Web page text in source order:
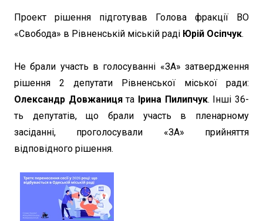
Проект рішення підготував Голова фракції ВО
«Свобода» в Рівненській міській раді Юрій Осіпчук.
Не брали участь в голосуванні «ЗА» затвердження
рішення 2 депутати Рівненської міської ради:
Олександр Довжаницята Ірина Пилипчук. Інші 36-
ть депутатів, що брали участь в пленарному
засіданні, проголосували «ЗА» прийняття
відповідного рішення.